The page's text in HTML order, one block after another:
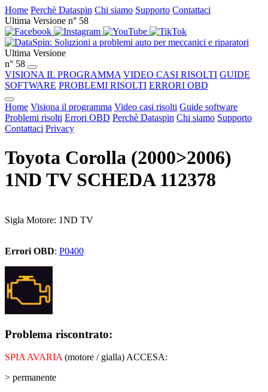
Home Perchè Dataspin Chi siamo Supporto Contattaci
Ultima Versione n° 58
Ultima Versione
n° 58
VISIONA IL PROGRAMMA VIDEO CASI RISOLTI GUIDE
SOFTWARE PROBLEMI RISOLTI ERRORI OBD
Home Visiona il programma Video casi risolti Guide software
Problemi risolti Errori OBD Perchè Dataspin Chi siamo Supporto
Contattaci Privacy
Toyota Corolla (2000>2006)
1ND TV SCHEDA 112378
Sigla Motore: 1ND TV
Errori OBD: P0400
Problema riscontrato:
SPIA AVARIA (motore / gialla) ACCESA:
> permanente